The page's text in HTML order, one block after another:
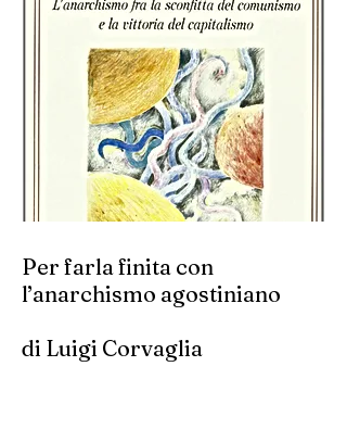
Per farla finita con
l’anarchismo agostiniano
di Luigi Corvaglia